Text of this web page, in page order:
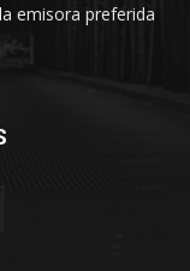
emisora preferida